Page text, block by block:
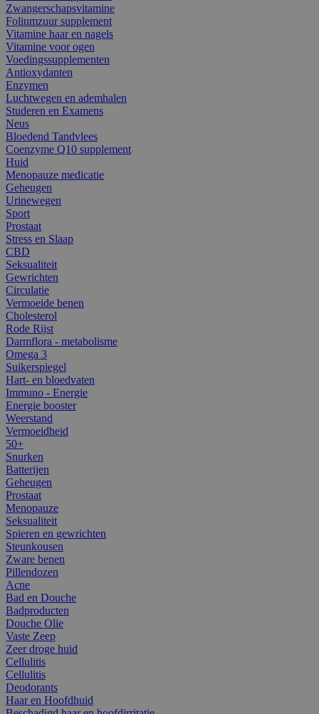
Zwangerschapsvitamine
Foliumzuur supplement
Vitamine haar en nagels
Vitamine voor ogen
Voedingssupplementen
Antioxydanten
Enzymen
Luchtwegen en ademhalen
Studeren en Examens
Neus
Bloedend Tandvlees
Coenzyme Q10 supplement
Huid
Menopauze medicatie
Geheugen
Urinewegen
Sport
Prostaat
Stress en Slaap
CBD
Seksualiteit
Gewrichten
Circulatie
Vermoeide benen
Cholesterol
Rode Rijst
Darmflora - metabolisme
Omega 3
Suikerspiegel
Hart- en bloedvaten
Immuno - Energie
Energie booster
Weerstand
Vermoeidheid
50+
Snurken
Batterijen
Geheugen
Prostaat
Menopauze
Seksualiteit
Spieren en gewrichten
Steunkousen
Zware benen
Pillendozen
Acne
Bad en Douche
Badproducten
Douche Olie
Vaste Zeep
Zeer droge huid
Cellulitis
Cellulitis
Deodorants
Haar en Hoofdhuid